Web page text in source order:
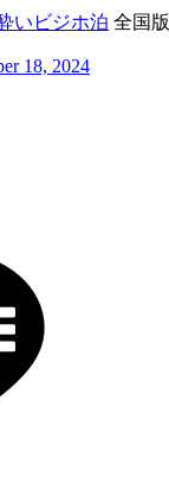
いビジホ泊 全国版
18, 2024